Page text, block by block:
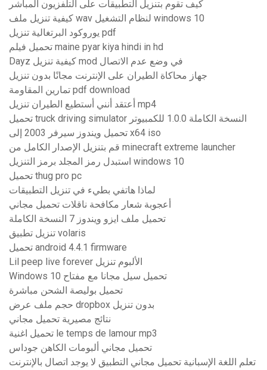
كيف تقوم بتنزيل التطبيقات على التلفزيون المباشر
كيفية تنزيل ملف wav لنظام التشغيل windows 10
يوروكود البرتغالية تنزيل pdf
تحميل فيلم maine pyar kiya hindi in hd
Dayz كيفية تنزيل mod في وضع عدم الاتصال
جهاز محاكاة الطيران على الإنترنت مجانًا بدون تنزيل
تمارين المقاومة pdf download
أعتقد أنني أستطيع الطيران تنزيل mp4
تحميل truck driving simulator النسخة الكاملة 1.0.0 للكمبيوتر
تحميل ويندوز سيرفر 2003 إلى x64 iso
قم بتنزيل الإصدار الكامل من minecraft extreme launcher
استبدل رمز المجلد برمز التنزيل windows 10
تحميل thug pro pc
لماذا هاتفي بطيء في تنزيل التطبيقات
أعجوبة شعار مكافحة ناقلات تحميل مجاني
تحميل ملف ايزو ويندوز 7 النسخة الكاملة
تنزيل تطبيق volaris
تحميل android 4.4.1 firmware
Lil peep live forever الألبوم تنزيل
Windows 10 تحميل سيل مجانا مع مفتاح
تحميل بوليصة الشحن مباشرة
حجم ملف عرض dropbox بدون تنزيل
نتائج مصيرية تحميل مجاني
تحميل اغنية le temps de lamour mp3
تحميل مجاني ألبومات الكاهن جوداس
تعلم اللغة الإسبانية تحميل مجاني التطبيق لا يوجد اتصال بالإنترنت